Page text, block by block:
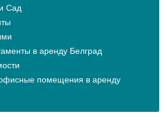
Сад
в аренду Белград
помещения в аренду